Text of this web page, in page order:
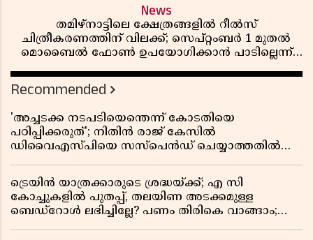
News
തമിഴ്‌നാട്ടിലെ ക്ഷേത്രങ്ങളിൽ റീൽസ്
ചിത്രീകരണത്തിന് വിലക്ക്; സെപ്റ്റംബർ 1 മുതൽ
മൊബൈൽ ഫോൺ ഉപയോഗിക്കാൻ പാടില്ലെന്ന്
Recommended
'അച്ചടക്ക നടപടിയെന്തെന്ന് കോടതിയെ
പഠിപ്പിക്കരുത്'; നിതിൻ രാജ് കേസിൽ
ഡിവൈഎസ്പിയെ സസ്പെൻഡ് ചെയ്യാത്തതിൽ
ട്രെയിൻ യാത്രക്കാരുടെ ശ്രദ്ധയ്ക്ക്; എ സി
കോച്ചുകളിൽ പുതപ്പ്, തലയിണ അടക്കമുള്ള
ബെഡ്റോൾ ലഭിച്ചില്ലേ? പണം തിരികെ വാങ്ങാം;